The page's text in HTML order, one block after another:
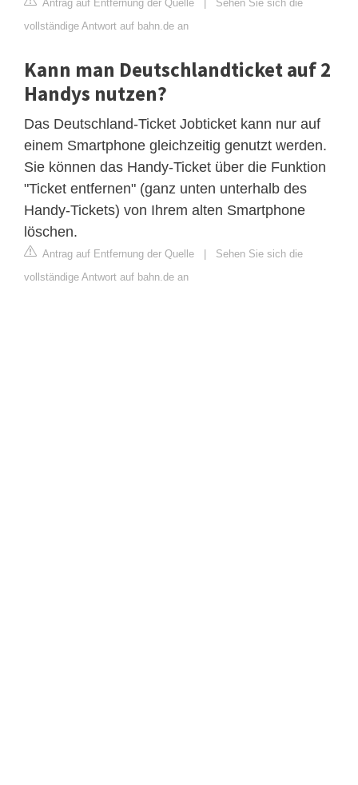
Antrag auf Entfernung der Quelle
Sehen Sie sich die
vollständige Antwort auf bahn.de an
Kann man Deutschlandticket auf 2
Handys nutzen?
Das Deutschland-Ticket Jobticket kann nur auf
einem Smartphone gleichzeitig genutzt werden.
Sie können das Handy-Ticket über die Funktion
"Ticket entfernen" (ganz unten unterhalb des
Handy-Tickets) von Ihrem alten Smartphone
löschen.
Antrag auf Entfernung der Quelle | Sehen Sie sich die
vollständige Antwort auf bahn.de an